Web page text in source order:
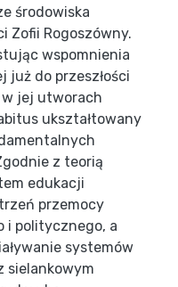
środowiska
Zofii Rogoszówny.
wspomnienia
już do przeszłości
w jej utworach
ukształtowany
z teorią
edukacji
przemocy
i politycznego, a
systemów
sielankowym